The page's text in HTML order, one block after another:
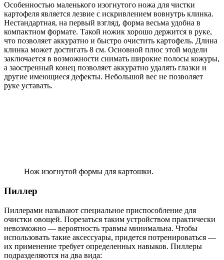
Особенностью маленького изогнутого ножа для чистки
картофеля является лезвие с искривлением вовнутрь клинка.
Нестандартная, на первый взгляд, форма весьма удобна в
компактном формате. Такой ножик хорошо держится в руке,
что позволяет аккуратно и быстро очистить картофель. Длина
клинка может достигать 8 см. Основной плюс этой модели
заключается в возможности снимать широкие полосы кожуры,
а заостренный конец позволяет аккуратно удалять глазки и
другие имеющиеся дефекты. Небольшой вес не позволяет
руке уставать.
Нож изогнутой формы для картошки.
Пиллер
Пиллерами называют специальное приспособление для
очистки овощей. Порезаться таким устройством практически
невозможно — вероятность травмы минимальна. Чтобы
использовать такие аксессуары, придется потренироваться —
их применение требует определенных навыков. Пиллеры
подразделяются на два вида: